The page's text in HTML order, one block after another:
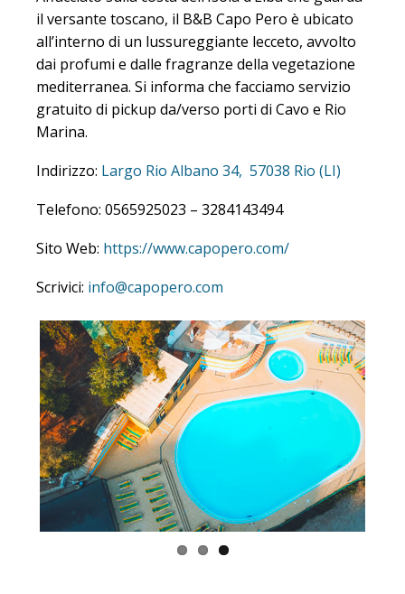
Affacciato sulla costa dell’Isola d’Elba che guarda
il versante toscano, il B&B Capo Pero è ubicato
all’interno di un lussureggiante lecceto, avvolto
dai profumi e dalle fragranze della vegetazione
mediterranea. Si informa che facciamo servizio
gratuito di pickup da/verso porti di Cavo e Rio
Largo Rio Albano 34, 57038 Rio (LI)
https://www.capopero.com/
info@capopero.com